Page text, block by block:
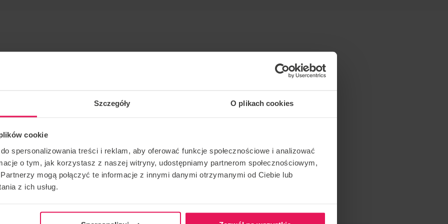
Szczegóły O plikach cookies
cookie
spersonalizowania treści i reklam, aby oferować funkcje społecznościowe i analizować
o tym, jak korzystasz z naszej witryny, udostępniamy partnerom społecznościowym,
mogą połączyć te informacje z innymi danymi otrzymanymi od Ciebie lub
z ich usług.
desde hace muchos años.
como en paracaidismo: IBA Nivel 4 Instructor/ Coach:
envíanos un correo electrónico: